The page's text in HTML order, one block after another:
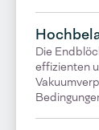
Die
effizienten